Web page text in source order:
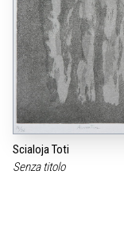
Scialoja Toti
Senza titolo